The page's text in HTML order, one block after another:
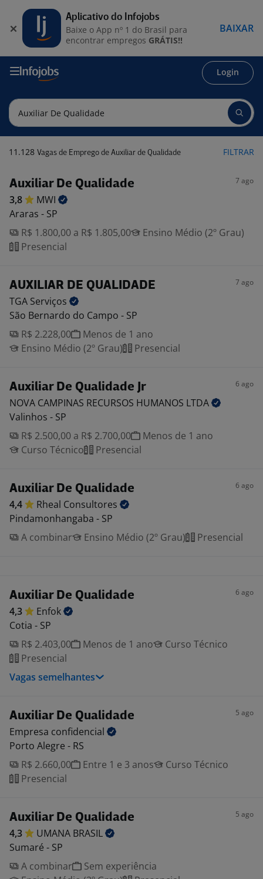
Login
11.128 Vagas de Emprego de Auxiliar de Qualidade FILTRAR
Auxiliar De Qualidade 7 ago
3,8
MWI
Araras - SP
R$ 1.800,00 a R$ 1.805,00
Ensino Médio (2º Grau)
Presencial
AUXILIAR DE QUALIDADE 7 ago
TGA Serviços
São Bernardo do Campo - SP
R$ 2.228,00
Menos de 1 ano
Ensino Médio (2º Grau)
Presencial
Auxiliar De Qualidade Jr 6 ago
NOVA CAMPINAS RECURSOS HUMANOS LTDA
Valinhos - SP
R$ 2.500,00 a R$ 2.700,00
Menos de 1 ano
Curso Técnico
Presencial
Auxiliar De Qualidade 6 ago
4,4 Rheal Consultores
Pindamonhangaba - SP
A combinar
Ensino Médio (2º Grau) Presencial
Auxiliar De Qualidade 6 ago
4,3
Enfok
Cotia - SP
R$ 2.403,00
Menos de 1 ano
Curso Técnico
Presencial
Vagas semelhantes
Auxiliar De Qualidade 5 ago
Empresa confidencial
Porto Alegre - RS
R$ 2.660,00
Entre 1 e 3 anos
Curso Técnico
Presencial
Auxiliar De Qualidade 5 ago
4,3 UMANA BRASIL
Sumaré - SP
A combinar
Sem experiência
Aplicativo do Infojobs
Baixe o App nº 1 do Brasil para
encontrar empregos GRÁTIS!!
BAIXAR